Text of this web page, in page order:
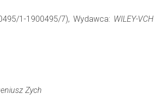
1-1900495/7), Wydawca: WILEY-VCH
Zych